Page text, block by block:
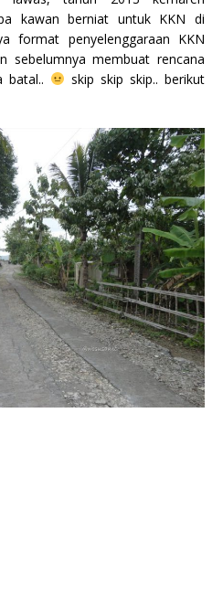
kawan berniat untuk KKN di
format penyelenggaraan KKN
sebelumnya membuat rencana
batal..
skip skip skip.. berikut